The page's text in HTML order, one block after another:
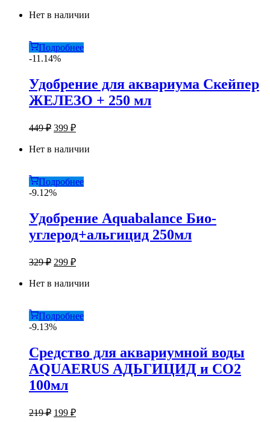
Нет в наличии
Подробнее
-11.14%
Удобрение для аквариума Скейпер
ЖЕЛЕЗО + 250 мл
449₽ Первоначальная
составляла
399 ₽Текущая
399 ₽.
Нет в наличии
Подробнее
-9.12%
Удобрение Aquabalance Био-
углерод+альгицид 250мл
329₽ Первоначальная
составляла
299 ₽Текущая
299 ₽.
Нет в наличии
Подробнее
-9.13%
Средство для аквариумной воды
AQUAERUS АДЬГИЦИД и СО2
100мл
219₽ Первоначальная
199 ₽Текущая